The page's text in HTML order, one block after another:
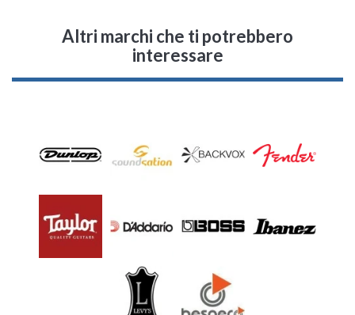
Altri marchi che ti potrebbero
interessare